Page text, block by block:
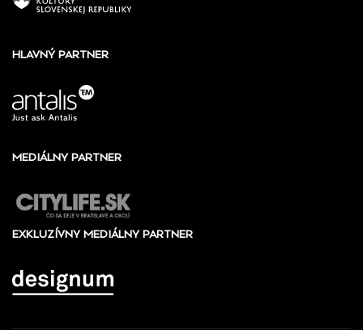
HLAVNÝ PARTNER
MEDIÁLNY PARTNER
EXKLUZÍVNY MEDIÁLNY PARTNER